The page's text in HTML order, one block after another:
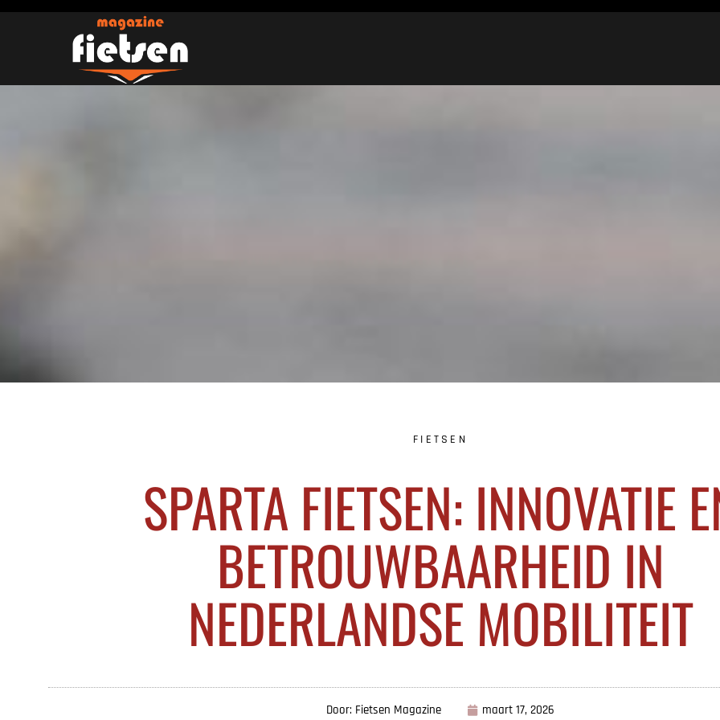
FIETSEN
SPARTA FIETSEN: INNOVATIE
BETROUWBAARHEID IN
NEDERLANDSE MOBILITEIT
Door: Fietsen Magazine maart 17, 2026